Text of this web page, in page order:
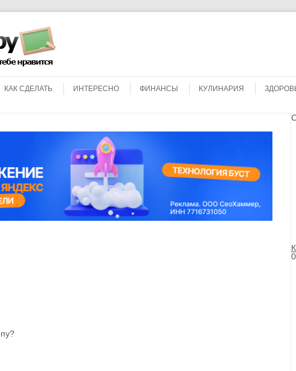
КАК СДЕЛАТЬ ИНТЕРЕСНО ФИНАНСЫ КУЛИНАРИЯ
0